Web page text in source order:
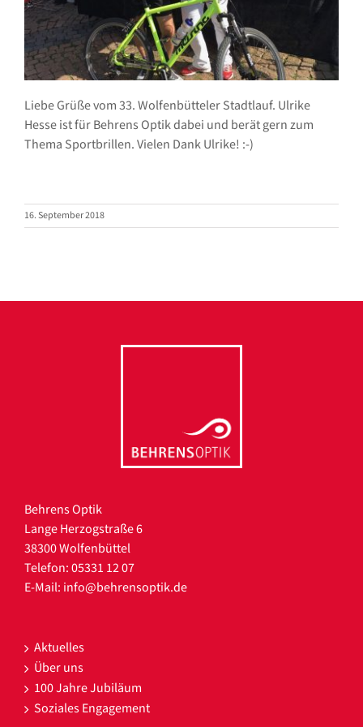
Liebe Grüße vom 33. Wolfenbütteler Stadtlauf. Ulrike
Hesse ist für Behrens Optik dabei und berät gern zum
Thema Sportbrillen. Vielen Dank Ulrike! :-)
16. September 2018
Behrens Optik
Lange Herzogstraße 6
38300 Wolfenbüttel
Telefon: 05331 12 07
E-Mail: info@behrensoptik.de
Aktuelles
Über uns
100 Jahre Jubiläum
Soziales Engagement